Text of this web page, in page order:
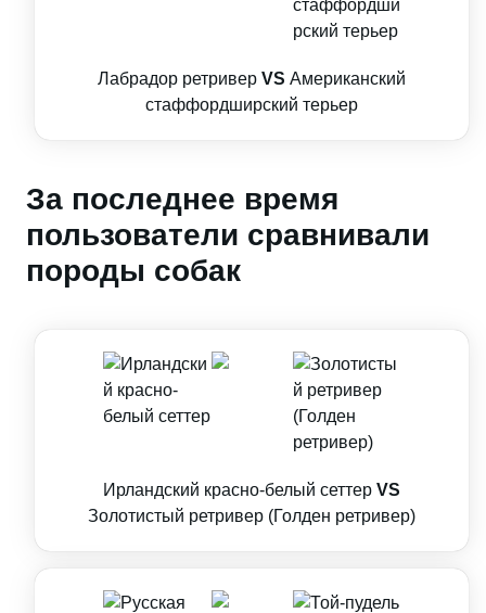
Лабрадор ретривер VS Американский
стаффордширский терьер
За последнее время
пользователи сравнивали
породы собак
Ирландский красно-белый сеттер VS
Золотистый ретривер (Голден ретривер)